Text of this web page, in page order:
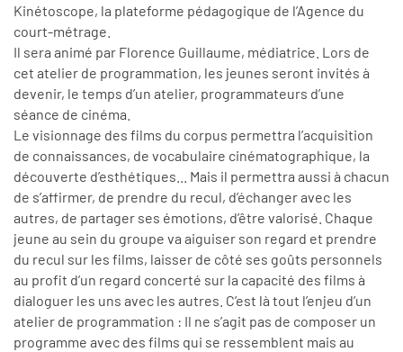
Kinétoscope, la plateforme pédagogique de l’Agence du
court-métrage.
Il sera animé par Florence Guillaume, médiatrice. Lors de
cet atelier de programmation, les jeunes seront invités à
devenir, le temps d’un atelier, programmateurs d’une
séance de cinéma.
Le visionnage des films du corpus permettra l’acquisition
de connaissances, de vocabulaire cinématographique, la
découverte d’esthétiques... Mais il permettra aussi à chacun
de s’affirmer, de prendre du recul, d’échanger avec les
autres, de partager ses émotions, d’être valorisé. Chaque
jeune au sein du groupe va aiguiser son regard et prendre
du recul sur les films, laisser de côté ses goûts personnels
au profit d’un regard concerté sur la capacité des films à
dialoguer les uns avec les autres. C’est là tout l’enjeu d’un
atelier de programmation : Il ne s’agit pas de composer un
programme avec des films qui se ressemblent mais au